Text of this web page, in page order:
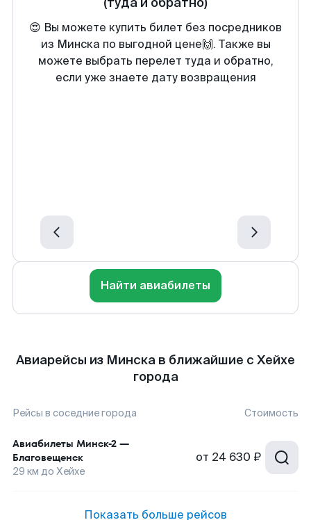
😍 Вы можете купить билет без посредников
из Минска по выгодной цене🙌. Также вы
можете выбрать перелет туда и обратно,
если уже знаете дату возвращения
Найти авиабилеты
Авиарейсы из Минска в ближайшие с Хейхе
города
Рейсы в соседние города Стоимость
Авиабилеты Минск-2 —
Благовещенск
29 км до Хейхе
от 24 630 ₽
Показать больше рейсов